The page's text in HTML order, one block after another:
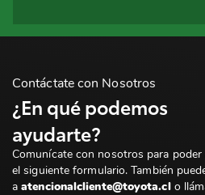
Contáctate con Nosotros
¿En qué podemos
ayudarte?
Comunícate con nosotros para
el siguiente formulario. También
aatencionalcliente@toyota.clo